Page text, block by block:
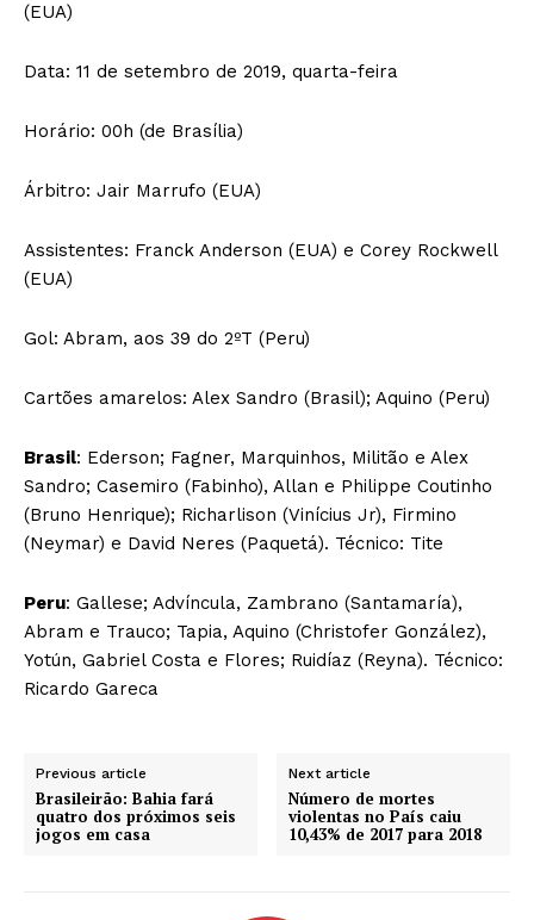
(EUA)
Data: 11 de setembro de 2019, quarta-feira
Horário: 00h (de Brasília)
Árbitro: Jair Marrufo (EUA)
Assistentes: Franck Anderson (EUA) e Corey Rockwell
(EUA)
Gol: Abram, aos 39 do 2ºT (Peru)
Cartões amarelos: Alex Sandro (Brasil); Aquino (Peru)
Brasil: Ederson; Fagner, Marquinhos, Militão e Alex
Sandro; Casemiro (Fabinho), Allan e Philippe Coutinho
(Bruno Henrique); Richarlison (Vinícius Jr), Firmino
(Neymar) e David Neres (Paquetá). Técnico: Tite
Peru: Gallese; Advíncula, Zambrano (Santamaría),
Abram e Trauco; Tapia, Aquino (Christofer González),
Yotún, Gabriel Costa e Flores; Ruidíaz (Reyna). Técnico:
Ricardo Gareca
Previous article
Brasileirão: Bahia fará
quatro dos próximos seis
jogos em casa
Next article
Número de mortes
violentas no País caiu
10,43% de 2017 para 2018